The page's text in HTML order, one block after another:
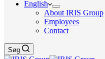
English
About IRIS Group
Employees
Contact
Søg